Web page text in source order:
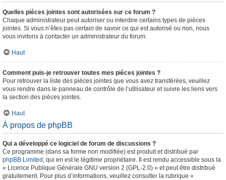
Quelles pièces jointes sont autorisées sur ce forum ?
Chaque administrateur peut autoriser ou interdire certains types de pièces
jointes. Si vous n’êtes pas certain de savoir ce qui est autorisé ou non, nous
vous invitons à contacter un administrateur du forum.
Haut
Comment puis-je retrouver toutes mes pièces jointes ?
Pour retrouver la liste des pièces jointes que vous avez transférées, veuillez
vous rendre dans le panneau de contrôle de l’utilisateur et suivre les liens vers
la section des pièces jointes.
Haut
À propos de phpBB
Qui a développé ce logiciel de forum de discussions ?
Ce programme (dans sa forme non modifiée) est produit et distribué par
phpBB Limited , qui en est le légitime propriétaire. Il est rendu accessible sous la
« Licence Publique Générale GNU version 2 (GPL-2.0) » et peut être distribué
gratuitement. Pour plus d’informations, veuillez consulter la rubrique «